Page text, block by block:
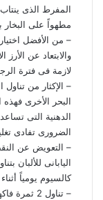
المفرط الذى
مطهواً على البخار
– من الأفضل اختيار
والابتعاد عن الأرز
لازمة فى فترة
– الإكثار من
البحر الأخرى
الدهنية التى
الضرورى تفادى
– التعويض عن
اليابانى للألبان
كالسيوم يومياً
– تناول 2 ثمرة فاكهة يومياً للحصول على الفيتامينات.